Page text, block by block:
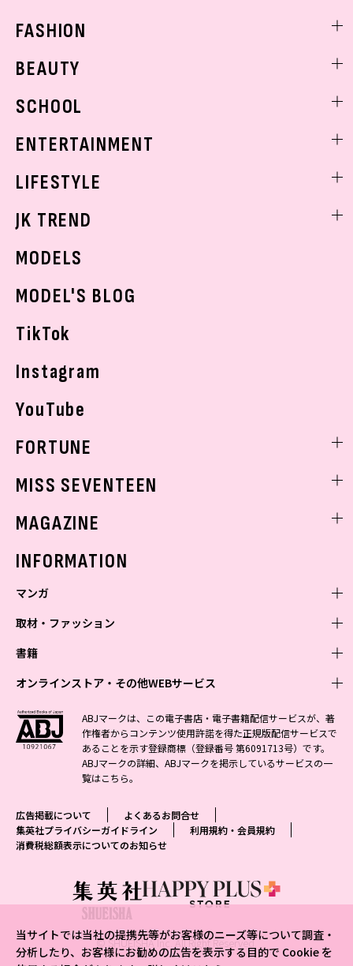
当サイトでは当社の提携先等がお客様のニーズ等について調査・
分析したり、お客様にお勧めの広告を表示する目的で Cookie を
FASHION
着回し
BEAUTY
ベストコスメ
ボディケア
SCHOOL
学校ヘアメイク
ENTERTAINMENT
K-POP
LIFESTYLE
モデルの購入品
JK TREND
MODELS
MODEL'S BLOG
TikTok
Instagram
YouTube
FORTUNE
MISS SEVENTEEN
MAGAZINE
INFORMATION
マンガ
少年マンガ
Vジャンプ
最強ジャンプ
少年ジャンプ+
ジャンプTOON
ジャンプルーキー！
S-MANGA
集英社コミック文庫
青年マンガ
ZEBRACK
S-MANGA
集英社ジャンプリミックス
週刊ヤングジャンプ
ヤングジャンプ定期購読デジタル
となりのヤングジャンプ
グランドジャンプ
ウルトラジャンプ
少女マンガ
ZEBRACK
S-MANGA
集英社コミック文庫
マーガレット
別冊マーガレット
リマコミ
マンガMeets
女性マンガ
ジャンプTOON
集英社コミック文庫
マンガMee公式サイト
リマコミ
office YOU
取材・ファッション
ファッション・美容
BAILA
MAQUIA
eclat
T JAPAN
MEN'S NON-NO
集英社オンライン
芸能・情報・スポーツ
週プレNEWS
週プレ グラジャパ!
書籍
文芸・文庫・総合
小説すばる
集英社 文芸ステーション
web 集英社文庫
アジア人物史
学芸・ノンフィクション・新書
1日5分で、明日は変わる よみタイ yomitai
集英社学芸部 - 学芸・ノンフィクション
集英社ビジネス書
集英社新書プラス - 知の水先案内人
kotoba
情報・知識＆オピニオン imidas
ライトノベル・ノベライズ
集英社オレンジ文庫
JUMP j-BOOKS
ダッシュエックス文庫公式サイト
集英社Webマガジン コバルト
集英社の児童図書 S-KIDS.LAND
オンラインストア・その他WEBサービス
オンラインストア
OTO
SHUEISHA MANGA-ART HERITAGE
ジャンプキャラクターズストア
HAPPY PLUS STORE
SHUEISHA VOX
LEEマルシェ
eclat premium
mirabella homme
その他WEBサービス
集英社アドナビ
集英社エディターズ・ラボ
ABJマークは、この電子書店・電子書籍配信サービスが、著
作権者からコンテンツ使用許諾を得た正規版配信サービスで
あることを示す登録商標（登録番号 第6091713号）です。
ABJマークの詳細、ABJマークを掲示しているサービスの一
覧はこちら。
広告掲載について
よくあるお問合せ
集英社プライバシーガイドライン
利用規約・会員規約
消費税総額表示についてのお知らせ
© SHUEISHA Inc. All Right Reserved.